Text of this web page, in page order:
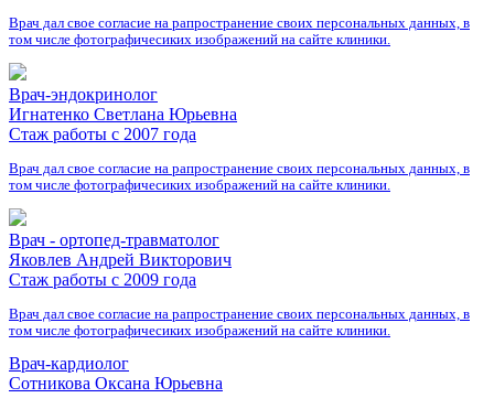
Врач дал свое согласие на рапространение своих персональных данных, в
том числе фотографичесиких изображений на сайте клиники.
Врач-эндокринолог
Игнатенко Светлана Юрьевна
Стаж работы с 2007 года
Врач дал свое согласие на рапространение своих персональных данных, в
том числе фотографичесиких изображений на сайте клиники.
Врач - ортопед-травматолог
Яковлев Андрей Викторович
Стаж работы с 2009 года
Врач дал свое согласие на рапространение своих персональных данных, в
том числе фотографичесиких изображений на сайте клиники.
Врач-кардиолог
Сотникова Оксана Юрьевна